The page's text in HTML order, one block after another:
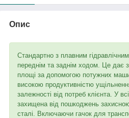
Опис
Стандартно з плавним
переднім та заднім ходом. Це дає
площі за допомогою потужних
високою продуктивністю
залежності від потреб клієнта. У
захищена від пошкоджень
сталі. Включаючи гачок для